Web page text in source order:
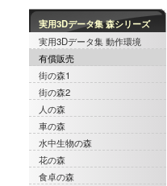
実用3Dデータ集 森シリーズ
実用3Dデータ集 動作環境
有償販売
街の森1
街の森2
人の森
車の森
水中生物の森
花の森
食卓の森